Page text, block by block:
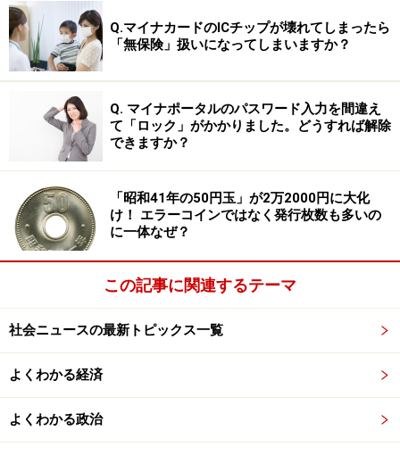
Q.マイナカードのICチップが壊れてしまったら
「無保険」扱いになってしまいますか？
Q. マイナポータルのパスワード入力を間違え
て「ロック」がかかりました。どうすれば解除
できますか？
「昭和41年の50円玉」が2万2000円に大化
け！ エラーコインではなく発行枚数も多いの
に一体なぜ？
この記事に関連するテーマ
社会ニュースの最新トピックス一覧
よくわかる経済
よくわかる政治